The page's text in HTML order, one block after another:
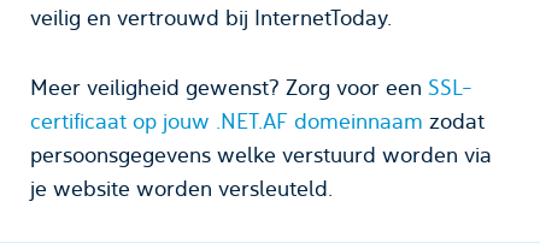
veilig en vertrouwd bij InternetToday.
Meer veiligheid gewenst? Zorg voor een SSL-
certificaat op jouw .NET.AF domeinnaam zodat
persoonsgegevens welke verstuurd worden via
je website worden versleuteld.